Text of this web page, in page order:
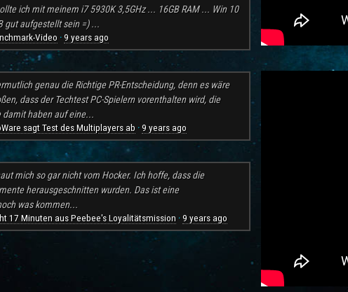
ich mit meinem i7 5930K 3,5GHz ... 16GB RAM ... Win 10
gut aufgestellt sein =) ...
Video · 9 years ago
genau die Richtige PR-Entscheidung, denn es wäre
dass der Techtest PC-Spielern vorenthalten wird, die
damit haben auf eine...
sagt Test des Multiplayers ab · 9 years ago
mich so gar nicht vom Hocker. Ich hoffe, dass die
herausgeschnitten wurden. Das ist eine
was kommen...
17 Minuten aus Peebee's Loyalitätsmission · 9 years ago